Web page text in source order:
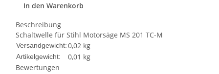
In den Warenkorb
Beschreibung
Schaltwelle für Stihl Motorsäge MS 201 TC-M
Versandgewicht:0,02 kg
Artikelgewicht: 0,01 kg
Bewertungen